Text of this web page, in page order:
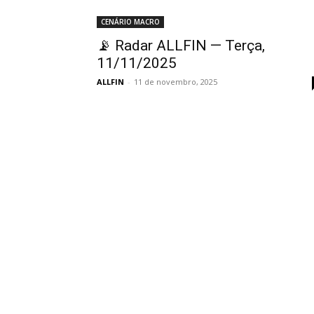
CENÁRIO MACRO
📡 Radar ALLFIN — Terça,
11/11/2025
ALLFIN - 11 de novembro, 2025